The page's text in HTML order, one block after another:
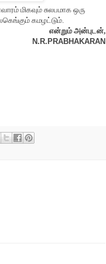
மிகவும் சுலபமாக ஒரு
கமழட்டும்.
என்றும் அன்புடன்,
N.R.PRABHAKARAN